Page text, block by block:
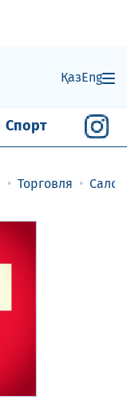
ҚазEng
Спорт
Торговля